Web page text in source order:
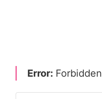
Error: Forbidden